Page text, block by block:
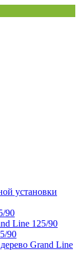
установки
90
Line 125/90
90
Grand Line